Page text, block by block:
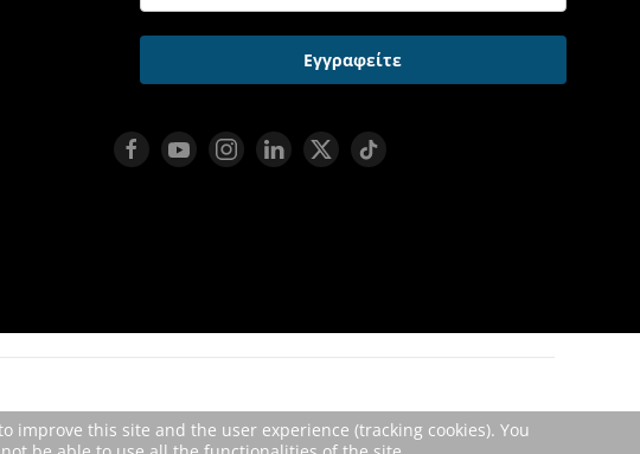
Εγγραφείτε
this site and the user experience (tracking cookies). You